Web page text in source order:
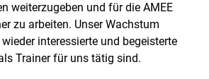
weiterzugeben und für die AMEE
zu arbeiten. Unser Wachstum
interessierte und begeisterte
Trainer für uns tätig sind.